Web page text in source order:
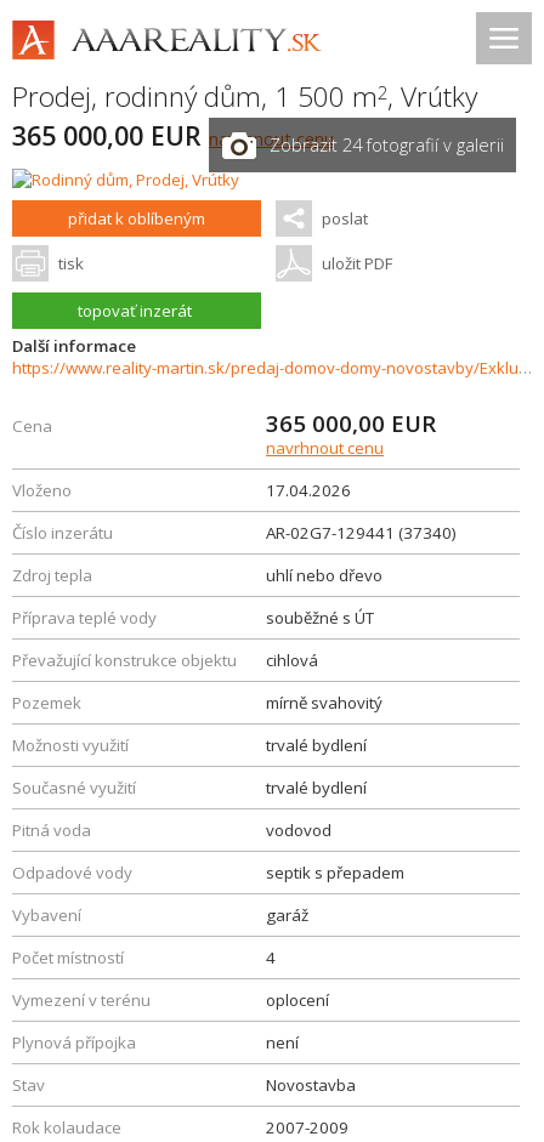
Prodej, rodinný dům, 1 500 m2, Vrútky
365 000,00 EUR navrhnout cenuZobrazit 24 fotografií v galerii
přidat k oblíbeným poslat
tisk uložit PDF
topovať inzerát
Další informace
https://www.reality-martin.sk/predaj-domov-domy-novostavby/Exkluzivny-rodinny-dom-na-predaj-Karvasa-a-Blahovca-Vrutky-37340/?utm_source=areality&utm_medium=xml&utm_term=37340&utm_content=dom&utm_campaign=portaly
Cena 365 000,00 EUR
navrhnout cenu
Vloženo
17.04.2026
Číslo inzerátu
AR-02G7-129441 (37340)
Zdroj tepla
uhlí nebo dřevo
Příprava teplé vody
souběžné s ÚT
Převažující konstrukce objektu
cihlová
Pozemek
mírně svahovitý
Možnosti využití
trvalé bydlení
Současné využití
trvalé bydlení
Pitná voda
vodovod
Odpadové vody
septik s přepadem
Vybavení
garáž
Počet místností
4
Vymezení v terénu
oplocení
Plynová přípojka
není
Stav
Novostavba
Rok kolaudace
2007-2009